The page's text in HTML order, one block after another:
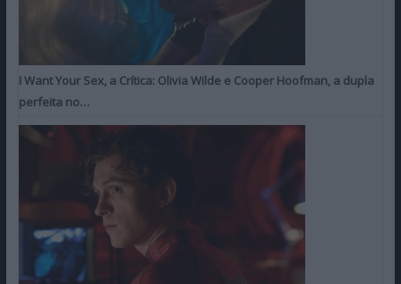
I Want Your Sex, a Crítica: Olivia Wilde e Cooper Hoofman, a dupla
perfeita no…